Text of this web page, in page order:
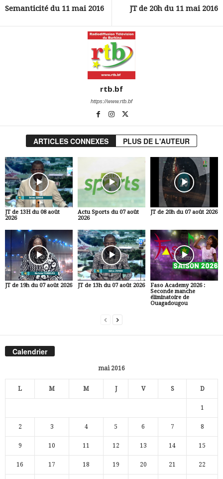
Semanticité du 11 mai 2016 JT de 20h du 11 mai 2016
rtb.bf
https://www.rtb.bf
ARTICLES CONNEXES PLUS DE L'AUTEUR
JT de 13H du 08 août
2026
Actu Sports du 07 août
2026
JT de 20h du 07 août 2026
JT de 19h du 07 août 2026 JT de 13h du 07 août 2026
Faso Academy 2026 :
Seconde manche
éliminatoire de
Ouagadougou
Calendrier
mai 2016
L M M J V S D
1
2 3 4 5 6 7 8
9 10 11 12 13 14 15
16 17 18 19 20 21 22